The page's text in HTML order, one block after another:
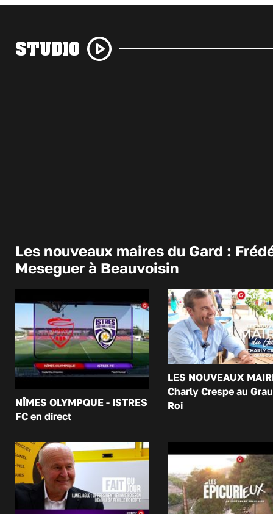
STUDIO
Les nouveaux maires du Gard :
Meseguer à Beauvoisin
NÎMES OLYMPQUE - ISTRES
FC en direct
LES NOUVEAUX
Charly Crespe au
Roi